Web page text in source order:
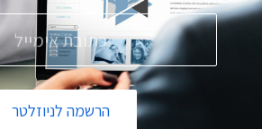
הרשמה לניוזלטר